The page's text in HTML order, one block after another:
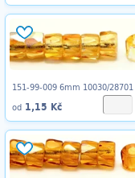
151-99-009 6mm 10030/28701
od 1,15 Kč